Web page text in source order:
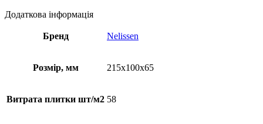
Додаткова інформація
Бренд Nelissen
Розмір, мм 215х100х65
Витрата плитки шт/м2 58